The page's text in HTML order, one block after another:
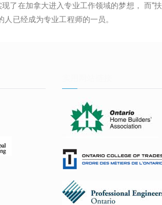
了在加拿大进入专业工作领域的梦想， 而“扶
已经成为专业工程师的一员。